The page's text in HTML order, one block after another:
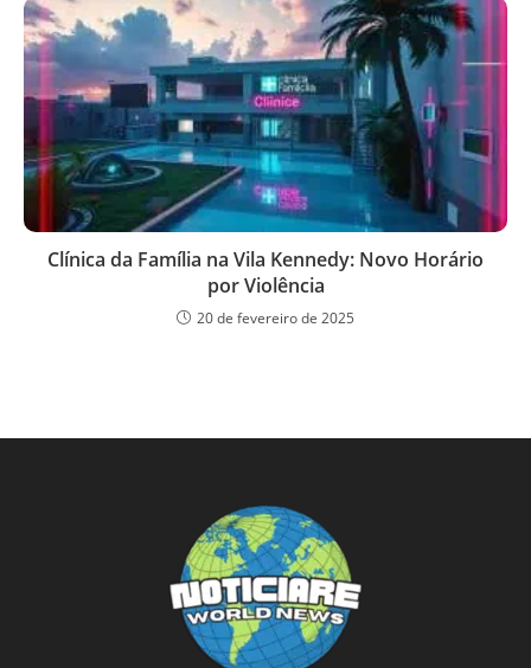
Clínica da Família na Vila Kennedy: Novo Horário
por Violência
20 de fevereiro de 2025